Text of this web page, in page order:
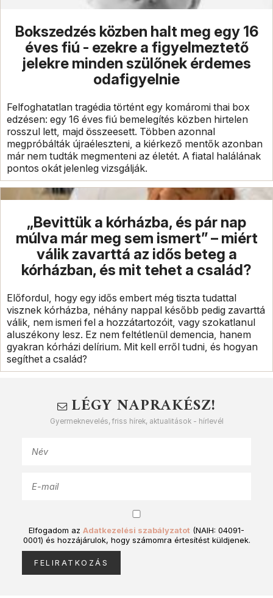
Bokszedzés közben halt meg egy 16
éves fiú - ezekre a figyelmeztető
jelekre minden szülőnek érdemes
odafigyelnie
Felfoghatatlan tragédia történt egy komáromi thai box
edzésen: egy 16 éves fiú bemelegítés közben hirtelen
rosszul lett, majd összeesett. Többen azonnal
megpróbálták újraéleszteni, a kiérkező mentők azonban
már nem tudták megmenteni az életét. A fiatal halálának
pontos okát jelenleg vizsgálják.
„Bevittük a kórházba, és pár nap
múlva már meg sem ismert” – miért
válik zavarttá az idős beteg a
kórházban, és mit tehet a család?
Előfordul, hogy egy idős embert még tiszta tudattal
visznek kórházba, néhány nappal később pedig zavarttá
válik, nem ismeri fel a hozzátartozóit, vagy szokatlanul
aluszékony lesz. Ez nem feltétlenül demencia, hanem
gyakran kórházi delírium. Mit kell erről tudni, és hogyan
segíthet a család?
LÉGY NAPRAKÉSZ!
Gyermeknevelés, friss hírek, aktualitások - hírlevél
Elfogadom az Adatkezelési szabályzatot (NAIH: 04091-
0001) és hozzájárulok, hogy számomra értesítést küldjenek.